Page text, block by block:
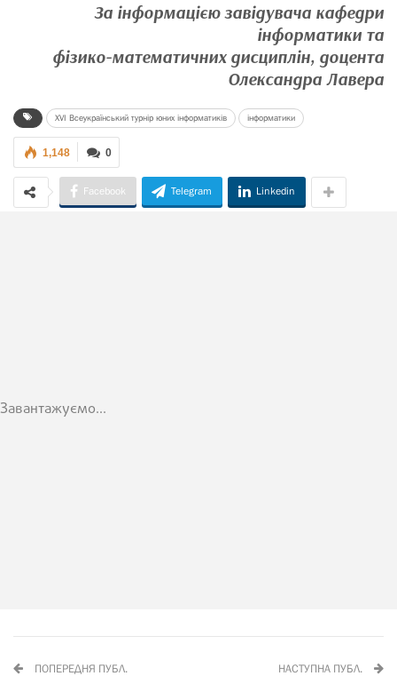
За інформацією завідувача кафедри
інформатики та
фізико-математичних дисциплін, доцента
Олександра Лавера
XVI Всеукраїнський турнір юних інформатиків інформатики
0
1,148
Facebook Telegram Linkedin
Завантажуємо...
ПОПЕРЕДНЯ ПУБЛ. НАСТУПНА ПУБЛ.